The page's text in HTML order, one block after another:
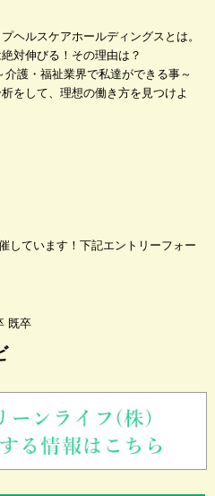
ヘルスケアホールディングスとは。
対伸びる！その理由は？
介護・福祉業界で私達ができる事～
をして、理想の働き方を見つけよ
しています！下記エントリーフォー
既卒